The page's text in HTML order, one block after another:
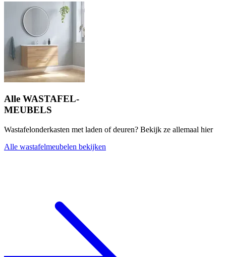
Alle WASTAFEL-
MEUBELS
Wastafelonderkasten met laden of deuren? Bekijk ze allemaal hier
Alle wastafelmeubelen bekijken